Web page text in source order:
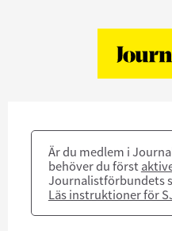
Är du medlem i
behöver du först
Journalistförbundets
Läs instruktioner för